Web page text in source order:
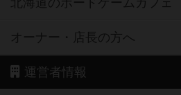
北海道のボードゲームカフェ
オーナー・店長の方へ
運営者情報